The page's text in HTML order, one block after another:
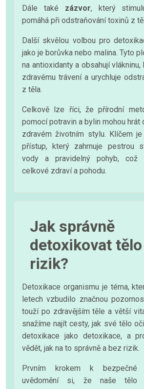
Dále také zázvor, který
pomáhá při odstraňování toxinů z
Další skvělou volbou pro
jako je borůvka nebo malina. Tyto
na antioxidanty a obsahují vlákninu,
zdravému trávení a urychluje
z těla.
Celkově lze říci, že přírodní
pomocí potravin a bylin mohou hrát
zdravém životním stylu. Klíčem
přístup, který zahrnuje pestrou
vody a pravidelný pohyb, což
celkové zdraví a pohodu.
Jak správně
detoxikovat
rizik?
Detoxikace organismu je téma,
letech vzbudilo značnou
touží po zdravějším těle a větší
snažíme najít cesty, jak své tělo
detoxikace jako detoxikace, a
vědět, jak na to správně a bez rizik.
Prvním krokem k bezpečné
uvědomění si, že naše tělo